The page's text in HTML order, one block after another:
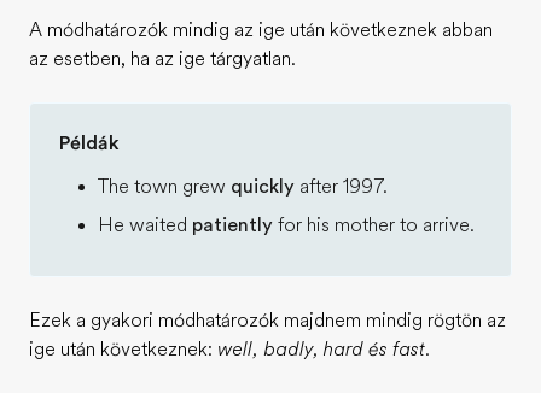
A módhatározók mindig az ige után következnek abban
az esetben, ha az ige tárgyatlan.
Példák
The town grew quickly after 1997.
He waited patiently for his mother to arrive.
Ezek a gyakori módhatározók majdnem mindig rögtön az
ige után következnek: well, badly, hard és fast.